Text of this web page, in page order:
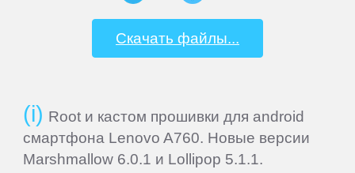
Скачать файлы...
Root и кастом прошивки для android
смартфона Lenovo A760. Новые версии
Marshmallow 6.0.1 и Lollipop 5.1.1.
inch